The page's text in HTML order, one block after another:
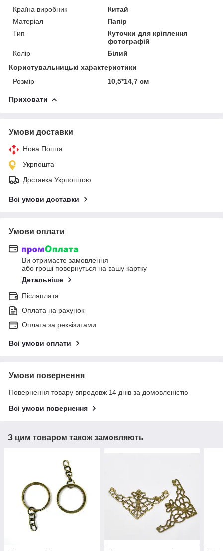
Країна виробник
Китай
Матеріал
Папір
Тип
Куточки для кріплення
фотографій
Колір
Білий
Користувальницькі характеристики
Розмір
10,5*14,7 см
Приховати
Умови доставки
Нова Пошта
Укрпошта
Доставка Укрпоштою
Всі умови доставки
Умови оплати
Ви отримаєте замовлення
або гроші повернуться на вашу картку
Детальніше
Післяплата
Оплата на рахунок
Оплата за реквізитами
Всі умови оплати
Умови повернення
Повернення товару впродовж 14 днів за домовленістю
Всі умови повернення
З цим товаром також замовляють